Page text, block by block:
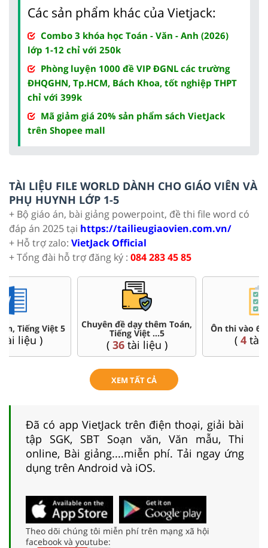
Các sản phẩm khác của Vietjack:
Combo 3 khóa học Toán - Văn - Anh (2026)
lớp 1-12 chỉ với 250k
Phòng luyện 1000 đề VIP ĐGNL các trường
ĐHQGHN, Tp.HCM, Bách Khoa, tốt nghiệp THPT
chỉ với 399k
Mã giảm giá 20% sản phẩm sách VietJack
trên Shopee mall
TÀI LIỆU FILE WORLD DÀNH CHO GIÁO VIÊN VÀ
PHỤ HUYNH LỚP 1-5
+ Bộ giáo án, bài giảng powerpoint, đề thi file word có
đáp án 2025 tại https://tailieugiaovien.com.vn/
+ Hỗ trợ zalo: VietJack Official
+ Tổng đài hỗ trợ đăng ký : 084 283 45 85
Chuyên đề dạy thêm Toán,
Tiếng Việt ...5
(
Ôn thi vào 6 chuyên, CLC
(
XEM TẤT CẢ
Đã có app VietJack trên điện thoại, giải bài
tập SGK, SBT Soạn văn, Văn mẫu, Thi
online, Bài giảng....miễn phí. Tải ngay ứng
dụng trên Android và iOS.
Theo dõi chúng tôi miễn phí trên mạng xã hội
facebook và youtube: